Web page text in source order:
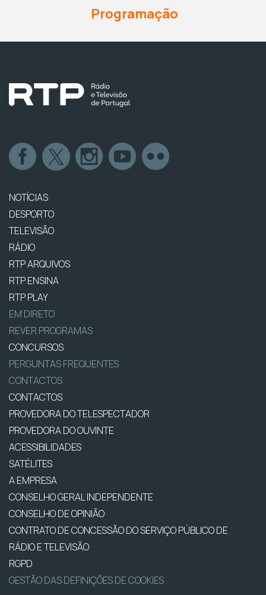
Programação
NOTÍCIAS
DESPORTO
TELEVISÃO
RÁDIO
RTP ARQUIVOS
RTP ENSINA
RTP PLAY
EM DIRETO
REVER PROGRAMAS
CONCURSOS
PERGUNTAS FREQUENTES
CONTACTOS
CONTACTOS
PROVEDORA DO TELESPECTADOR
PROVEDORA DO OUVINTE
ACESSIBILIDADES
SATÉLITES
A EMPRESA
CONSELHO GERAL INDEPENDENTE
CONSELHO DE OPINIÃO
CONTRATO DE CONCESSÃO DO SERVIÇO PÚBLICO DE
RÁDIO E TELEVISÃO
RGPD
GESTÃO DAS DEFINIÇÕES DE COOKIES